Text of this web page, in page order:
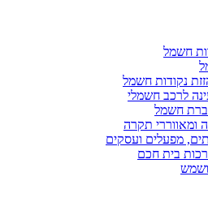
חשמל
נקודות חשמל
לרכב חשמלי
חשמל
ומאווררי תקרה
מפעלים ועסקים
בית חכם
ושמש